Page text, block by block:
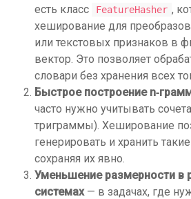
есть класс
FeatureHasher ,
хеширование для
или текстовых признаков в
вектор. Это позволяет
словари без хранения всех
Быстрое построение
часто нужно учитывать
триграммы). Хеширование
генерировать и хранить
сохраняя их явно.
Уменьшение размерности в
системах— в задачах, где